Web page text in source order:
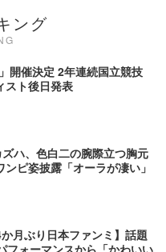
ング
開催決定 2年連続国立競技
スト後日発表
ハ、色白二の腕際立つ胸元
ピ姿披露「オーラが凄い」
か月ぶり日本ファンミ】話題
フォーマンスから「かわいい